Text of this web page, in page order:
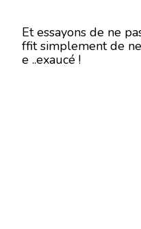
Et essayons de ne
ffit simplement de
e ..exaucé !